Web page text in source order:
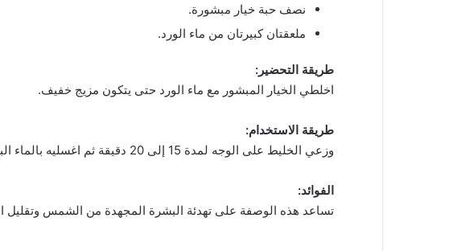
نصف حبة خيار مبشورة.
ملعقتان كبيرتان من ماء الورد.
طريقة التحضير:
اخلطي الخيار المبشور مع ماء الورد حتى يتكون مزيج خفيف.
طريقة الاستخدام:
وزعي الخليط على الوجه لمدة 15 إلى 20 دقيقة ثم اغسليه بالماء البارد.
الفوائد:
تساعد هذه الوصفة على تهدئة البشرة المجهدة من الشمس وتقليل